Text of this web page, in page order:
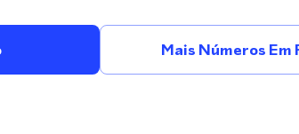
Mais Números Em